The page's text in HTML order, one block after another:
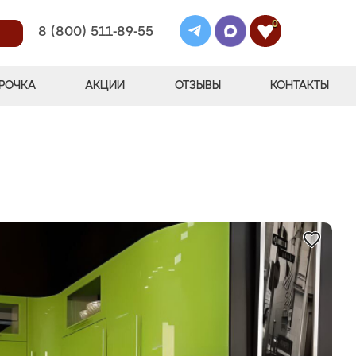
8 (800) 511-89-55
0
АКЦИИ ОТЗЫВЫ КОНТАКТЫ